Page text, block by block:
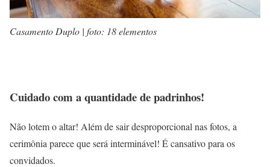
Casamento Duplo | foto: 18 elementos
Cuidado com a quantidade de padrinhos!
Não lotem o altar! Além de sair desproporcional nas fotos, a
cerimônia parece que será interminável! É cansativo para os
convidados.